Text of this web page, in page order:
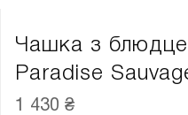
Чашка з
Paradise
1 430 ₴